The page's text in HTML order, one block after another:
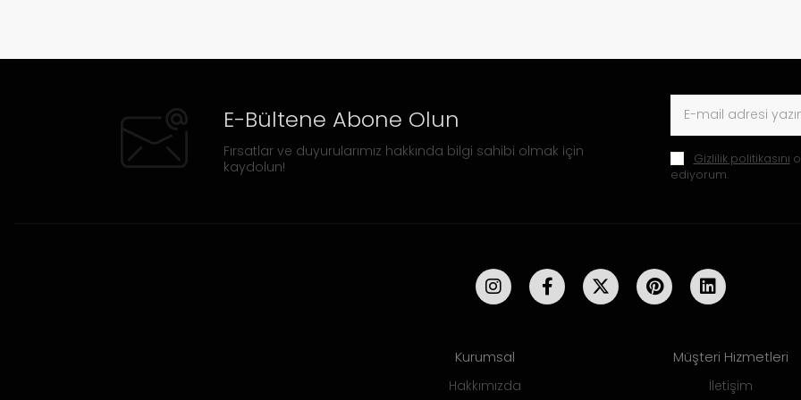
E-Bültene Abone Olun
Fırsatlar ve duyurularımız hakkında bilgi sahibi olmak için
kaydolun!
Gizlilik politikasını
ediyorum.
Kurumsal
Hakkımızda
Müşteri Hizmetleri
İletişim